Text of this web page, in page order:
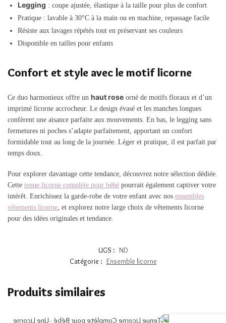
Legging : coupe ajustée, élastique à la taille pour plus de confort
Pratique : lavable à 30°C à la main ou en machine, repassage facile
Résiste aux lavages répétés tout en préservant ses couleurs
Disponible en tailles pour enfants
Confort et style avec le motif licorne
Ce duo harmonieux offre un haut rose orné de motifs floraux et d’un
imprimé licorne accrocheur. Le design évasé et les manches longues
confèrent une aisance parfaite aux mouvements. En bas, le legging sans
fermetures ni poches s’adapte parfaitement, apportant un confort
formidable tout au long de la journée. Léger et pratique, il est parfait par
temps doux.
Pour explorer davantage cette tendance, découvrez notre sélection dédiée.
Cette tenue licorne complète pour bébé pourrait également captiver votre
intérêt. Enrichissez la garde-robe de votre enfant avec nos ensembles
vêtements licorne, et explorez notre large choix de vêtements licorne
pour des idées originales et tendance.
UGS : ND
Catégorie : Ensemble licorne
Produits similaires